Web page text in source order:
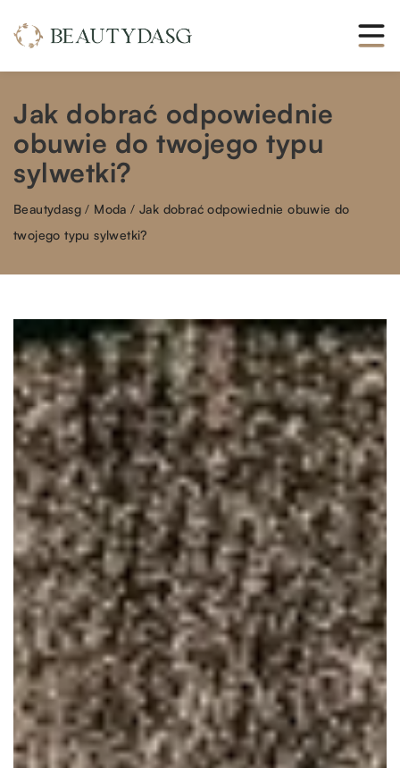
Jak dobrać odpowiednie
obuwie do twojego typu
sylwetki?
Beautydasg / Moda /Jak dobrać odpowiednie obuwie do
twojego typu sylwetki?